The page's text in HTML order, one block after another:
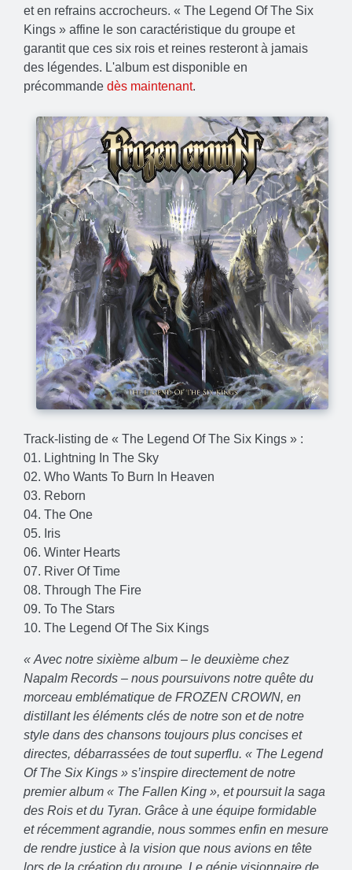
et en refrains accrocheurs. « The Legend Of The Six
Kings » affine le son caractéristique du groupe et
garantit que ces six rois et reines resteront à jamais
des légendes. L'album est disponible en
précommande dès maintenant.
Track-listing de « The Legend Of The Six Kings » :
01. Lightning In The Sky
02. Who Wants To Burn In Heaven
03. Reborn
04. The One
05. Iris
06. Winter Hearts
07. River Of Time
08. Through The Fire
09. To The Stars
10. The Legend Of The Six Kings
« Avec notre sixième album – le deuxième chez
Napalm Records – nous poursuivons notre quête du
morceau emblématique de FROZEN CROWN, en
distillant les éléments clés de notre son et de notre
style dans des chansons toujours plus concises et
directes, débarrassées de tout superflu. « The Legend
Of The Six Kings » s’inspire directement de notre
premier album « The Fallen King », et poursuit la saga
des Rois et du Tyran. Grâce à une équipe formidable
et récemment agrandie, nous sommes enfin en mesure
de rendre justice à la vision que nous avions en tête